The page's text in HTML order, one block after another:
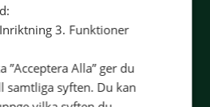
3. Funktioner
”Acceptera Alla” ger du
samtliga syften. Du kan